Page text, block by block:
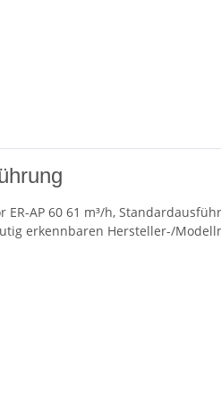
ER-AP 60 61 m³/h,
erkennbaren Hersteller-/